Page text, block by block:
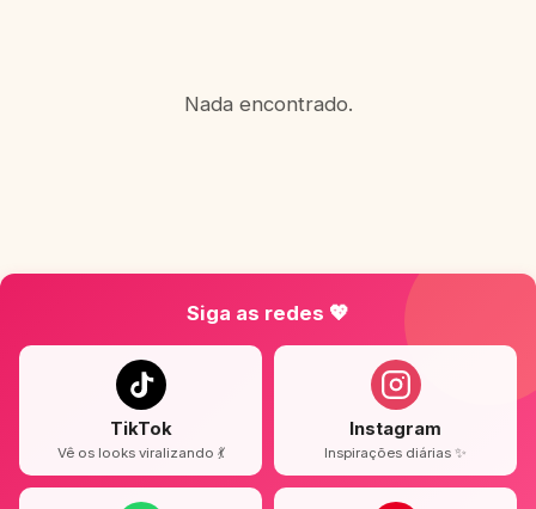
Nada encontrado.
Siga as redes 💖
TikTok
Vê os looks viralizando 💃
Instagram
Inspirações diárias ✨